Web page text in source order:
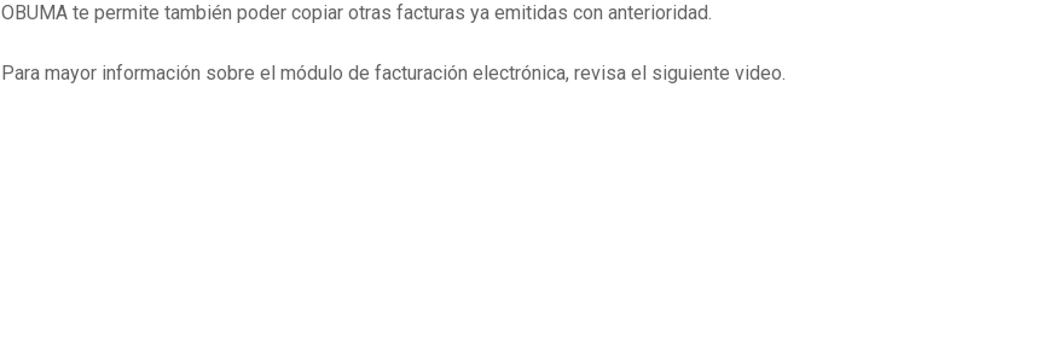
OBUMA te permite también poder copiar otras facturas ya emitidas con anterioridad.
Para mayor información sobre el módulo de facturación electrónica, revisa el siguiente video.